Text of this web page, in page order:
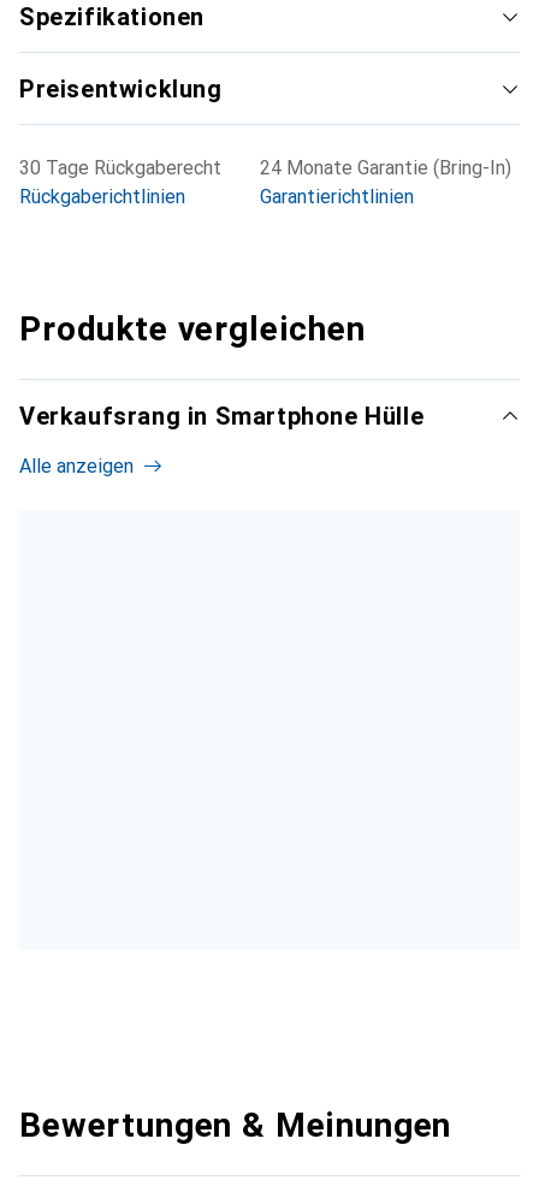
Spezifikationen
Preisentwicklung
30 Tage Rückgaberecht
Rückgaberichtlinien
24 Monate Garantie (Bring-In)
Garantierichtlinien
Produkte vergleichen
Verkaufsrang in Smartphone Hülle
Alle anzeigen
Bewertungen & Meinungen